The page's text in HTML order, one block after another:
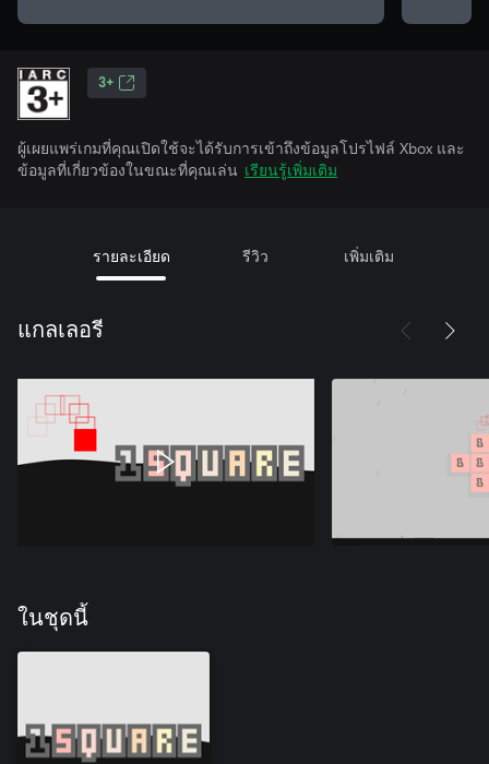
3+
ผู้เผยแพร่เกมที่คุณเปิดใช้จะได้รับการเข้าถึงข้อมูลโปรไฟล์ Xbox และ
ข้อมูลที่เกี่ยวข้องในขณะที่คุณเล่น เรียนรู้เพิ่มเติม
รายละเอียด รีวิว เพิ่มเติม
แกลเลอรี
ในชุดนี้